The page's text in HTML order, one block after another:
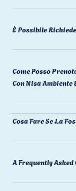
È Possibile
Come Posso
Con Nisa Ambiente
Cosa Fare Se La
A Frequently